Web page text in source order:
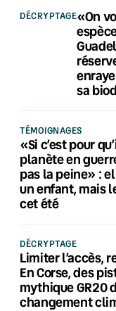
DÉCRYPTAGE«On
sa
TÉMOIGNAGES
«Si c’est pour
planète en
pas la peine» :
un enfant, mais
cet été
DÉCRYPTAGE
Limiter l’accès,
En Corse, des
mythique GR20
changement